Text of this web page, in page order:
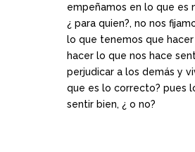
empeñamos en lo que es
¿ para quien?, no nos
lo que tenemos que
hacer lo que nos hace
perjudicar a los demás y
que es lo correcto? pues
sentir bien, ¿ o no?